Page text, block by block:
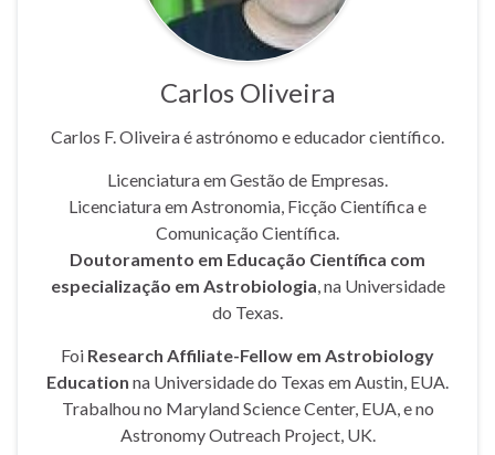
Carlos Oliveira
Carlos F. Oliveira é astrónomo e educador científico.
Licenciatura em Gestão de Empresas.
Licenciatura em Astronomia, Ficção Científica e
Comunicação Científica.
Doutoramento em Educação Científica com
especialização em Astrobiologia , na Universidade
do Texas.
Foi Research Affiliate-Fellow em Astrobiology
Education na Universidade do Texas em Austin, EUA.
Trabalhou no Maryland Science Center, EUA, e no
Astronomy Outreach Project, UK.